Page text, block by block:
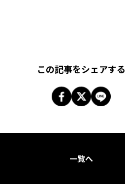
この記事をシェアする
一覧へ